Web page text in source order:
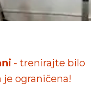
- trenirajte bilo
je ograničena!